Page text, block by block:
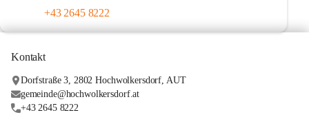
+43 2645 8222
Kontakt
Dorfstraße 3, 2802 Hochwolkersdorf, AUT
gemeinde@hochwolkersdorf.at
+43 2645 8222